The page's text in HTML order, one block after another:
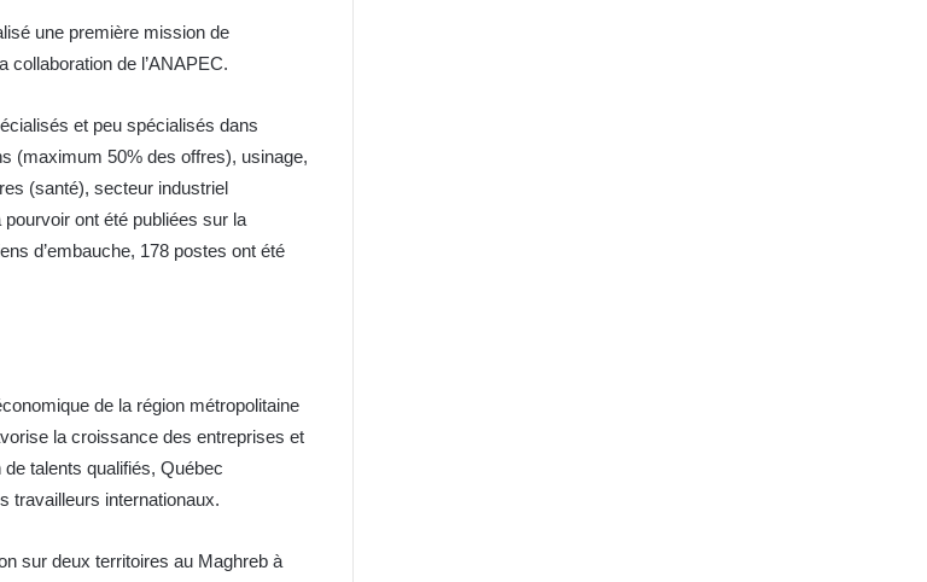
une première mission de
collaboration de l’ANAPEC.
et peu spécialisés dans
(maximum 50% des offres), usinage,
(santé), secteur industriel
ont été publiées sur la
d’embauche, 178 postes ont été
de la région métropolitaine
la croissance des entreprises et
talents qualifiés, Québec
travailleurs internationaux.
sur deux territoires au Maghreb à